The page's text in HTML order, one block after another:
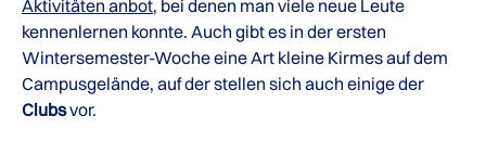
Aktivitäten anbot, bei denen man viele neue Leute
kennenlernen konnte. Auch gibt es in der ersten
Wintersemester-Woche eine Art kleine Kirmes auf dem
Campusgelände, auf der stellen sich auch einige der
Clubsvor.